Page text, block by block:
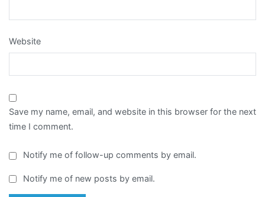
Website
Save my name, email, and website in this browser for the next
time I comment.
Notify me of follow-up comments by email.
Notify me of new posts by email.